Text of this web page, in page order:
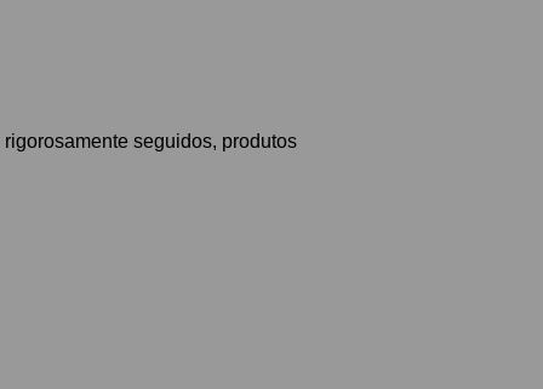
seguidos, produtos